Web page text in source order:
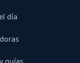
día